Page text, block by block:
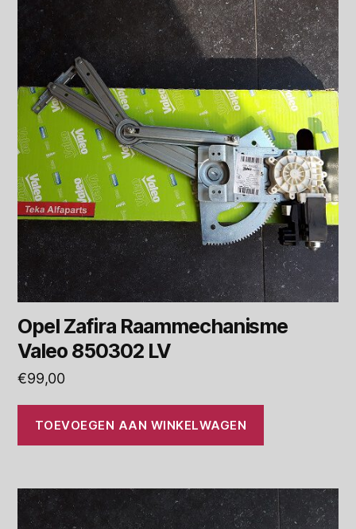
Opel Zafira Raammechanisme
Valeo 850302 LV
€99,00
TOEVOEGEN AAN WINKELWAGEN